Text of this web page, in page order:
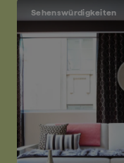
Sehenswürdigkeiten